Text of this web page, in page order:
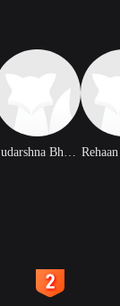
Sudarshna Bhatnagar